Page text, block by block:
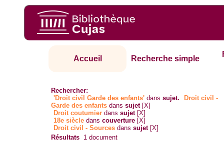
Accueil Recherche simple
Rechercher:
'Droit civil Garde des enfants' danssujet.
Droit civil -
Garde des enfants danssujet [X]
Droit coutumier danssujet [X]
18e siècle danscouverture [X]
Droit civil - Sources danssujet [X]
Résultats 1 document